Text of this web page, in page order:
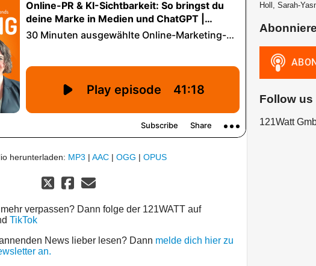
herunterladen: MP3 | AAC | OGG | OPUS
verpassen? Dann folge der 121WATT auf
TikTok
News lieber lesen? Dann melde dich hier zu
an.
Holl, Sarah-
Follow us
121Watt